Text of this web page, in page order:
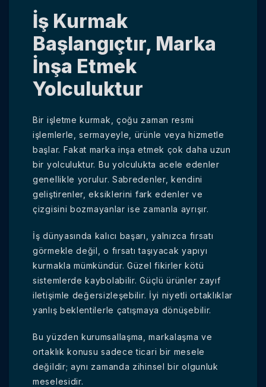
İş Kurmak
Başlangıçtır, Marka
İnşa Etmek
Yolculuktur
Bir işletme kurmak, çoğu zaman resmi
işlemlerle, sermayeyle, ürünle veya hizmetle
başlar. Fakat marka inşa etmek çok daha uzun
bir yolculuktur. Bu yolculukta acele edenler
genellikle yorulur. Sabredenler, kendini
geliştirenler, eksiklerini fark edenler ve
çizgisini bozmayanlar ise zamanla ayrışır.
İş dünyasında kalıcı başarı, yalnızca fırsatı
görmekle değil, o fırsatı taşıyacak yapıyı
kurmakla mümkündür. Güzel fikirler kötü
sistemlerde kaybolabilir. Güçlü ürünler zayıf
iletişimle değersizleşebilir. İyi niyetli ortaklıklar
yanlış beklentilerle çatışmaya dönüşebilir.
Bu yüzden kurumsallaşma, markalaşma ve
ortaklık konusu sadece ticari bir mesele
değildir; aynı zamanda zihinsel bir olgunluk
meselesidir.